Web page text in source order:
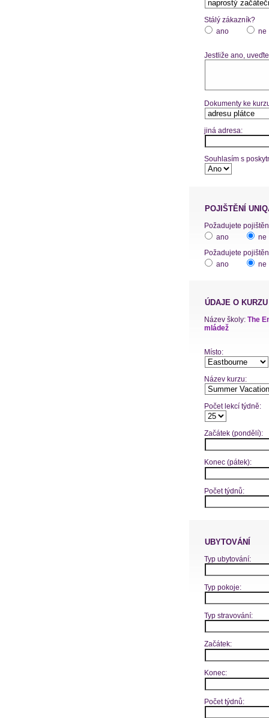
Stálý zákazník?
ano
ne
Jestliže ano,
Dokumenty ke
jiná adresa:
Souhlasím s
POJIŠTĚNÍ
ano
ne
Požadujete
ano
ne
ÚDAJE O KURZU
Název školy: The
mládež
Místo:
Název kurzu:
Počet lekcí týdně:
Začátek (pondělí):
Konec (pátek):
Počet týdnů:
UBYTOVÁNÍ
Typ ubytování:
Typ pokoje:
Typ stravování:
Začátek:
Konec:
Počet týdnů: